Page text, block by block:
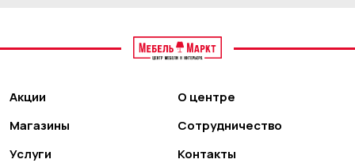
Акции
Магазины
Услуги
О центре
Сотрудничество
Контакты